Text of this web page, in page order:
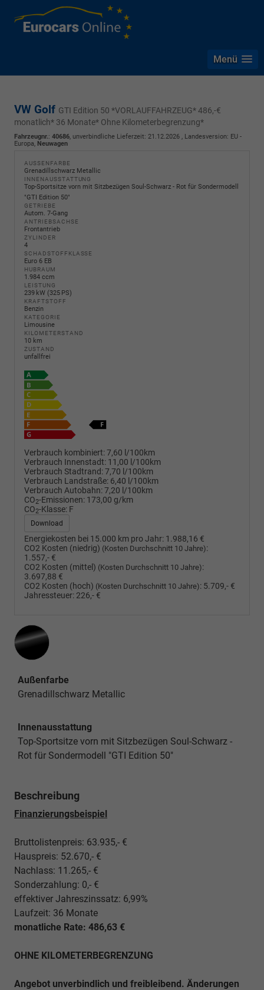
Menü
VW Golf GTI Edition 50 *VORLAUFFAHRZEUG* 486,-€
monatlich* 36 Monate* Ohne Kilometerbegrenzung*
Fahrzeugnr.: 40686, unverbindliche Lieferzeit: 21.12.2026 , Landesversion: EU -
Europa, Neuwagen
AUSSENFARBE
Grenadillschwarz Metallic
INNENAUSSTATTUNG
Top-Sportsitze vorn mit Sitzbezügen Soul-Schwarz - Rot für Sondermodell
"GTI Edition 50"
GETRIEBE
Autom. 7-Gang
ANTRIEBSACHSE
Frontantrieb
ZYLINDER
4
SCHADSTOFFKLASSE
Euro 6 EB
HUBRAUM
1.984 ccm
LEISTUNG
239 kW (325 PS)
KRAFTSTOFF
Benzin
KATEGORIE
Limousine
KILOMETERSTAND
10 km
ZUSTAND
unfallfrei
Verbrauch kombiniert:7,60 l/100km
Verbrauch Innenstadt: 11,00 l/100km
Verbrauch Stadtrand:7,70 l/100km
Verbrauch Landstraße: 6,40 l/100km
Verbrauch Autobahn:7,20 l/100km
CO2-Emissionen: 173,00 g/km
CO2-Klasse: F
Download
Energiekosten bei 15.000 km pro Jahr: 1.988,16 €
CO2 Kosten (niedrig) (Kosten Durchschnitt 10 Jahre):
1.557,- €
CO2 Kosten (mittel) (Kosten Durchschnitt 10 Jahre):
3.697,88 €
CO2 Kosten (hoch) (Kosten Durchschnitt 10 Jahre): 5.709,- €
Jahressteuer: 226,- €
Außenfarbe
Grenadillschwarz Metallic
Innenausstattung
Top-Sportsitze vorn mit Sitzbezügen Soul-Schwarz -
Rot für Sondermodell "GTI Edition 50"
Beschreibung
Finanzierungsbeispiel
Bruttolistenpreis: 63.935,- €
Hauspreis: 52.670,- €
Nachlass: 11.265,- €
Sonderzahlung: 0,- €
effektiver Jahreszinssatz: 6,99%
Laufzeit: 36 Monate
monatliche Rate: 486,63 €
OHNE KILOMETERBEGRENZUNG
Angebot unverbindlich und freibleibend. Änderungen